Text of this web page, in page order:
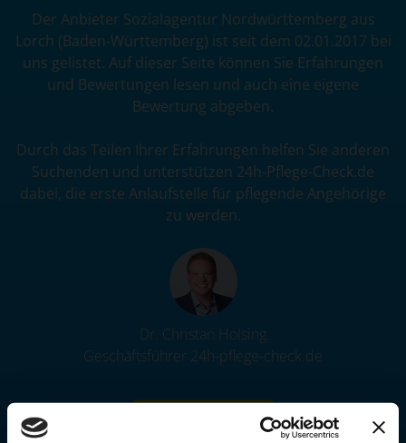
Der Anbieter Sozialagentur Nordwürttemberg aus
Lorch (Baden-Württemberg) ist seit dem 02.01.2017 bei
uns gelistet. Auf dieser Seite können Sie Erfahrungen
und Bewertungen lesen und auch eine eigene
Bewertung abgeben.
Durch das Teilen Ihrer Erfahrungen helfen Sie anderen
Suchenden und unterstützen 24h-Pflege-Check.de
dabei, die erste Anlaufstelle für pflegende Angehörige
zu werden.
Dr. Christan Holsing
Geschäftsführer 24h-pflege-check.de
JETZT BEWERTEN